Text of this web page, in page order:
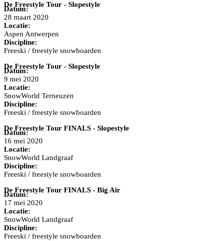
De Freestyle Tour - Slopestyle
Datum:
28 maart 2020
Locatie:
Aspen Antwerpen
Discipline:
Freeski / freestyle snowboarden
De Freestyle Tour - Slopestyle
Datum:
9 mei 2020
Locatie:
SnowWorld Terneuzen
Discipline:
Freeski / freestyle snowboarden
De Freestyle Tour FINALS - Slopestyle
Datum:
16 mei 2020
Locatie:
SnowWorld Landgraaf
Discipline:
Freeski / freestyle snowboarden
De Freestyle Tour FINALS - Big Air
Datum:
17 mei 2020
Locatie:
SnowWorld Landgraaf
Discipline:
Freeski / freestyle snowboarden